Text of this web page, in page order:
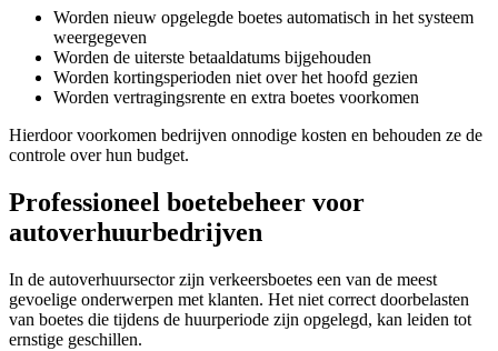
Worden nieuw opgelegde boetes automatisch in het systeem
weergegeven
Worden de uiterste betaaldatums bijgehouden
Worden kortingsperioden niet over het hoofd gezien
Worden vertragingsrente en extra boetes voorkomen
Hierdoor voorkomen bedrijven onnodige kosten en behouden ze de
controle over hun budget.
Professioneel boetebeheer voor
autoverhuurbedrijven
In de autoverhuursector zijn verkeersboetes een van de meest
gevoelige onderwerpen met klanten. Het niet correct doorbelasten
van boetes die tijdens de huurperiode zijn opgelegd, kan leiden tot
ernstige geschillen.